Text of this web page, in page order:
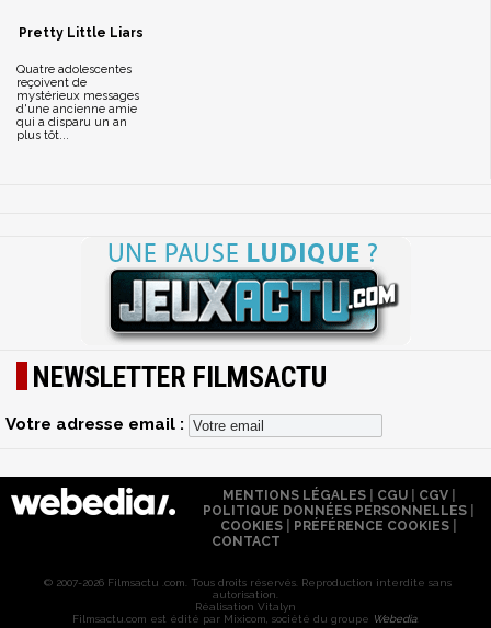
Pretty Little Liars
Quatre adolescentes
reçoivent de
mystérieux messages
d'une ancienne amie
qui a disparu un an
plus tôt...
NEWSLETTER FILMSACTU
Votre adresse email :
MENTIONS LÉGALES| CGU| CGV|
POLITIQUE DONNÉES PERSONNELLES
COOKIES
PRÉFÉRENCE COOKIES
CONTACT
© 2007-2026 Filmsactu .com. Tous droits réservés. Reproduction interdite sans
autorisation.
Réalisation Vitalyn
Filmsactu .com est édité par Mixicom, société du groupe Webedia.